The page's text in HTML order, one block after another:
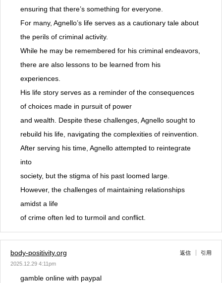
ensuring that there’s something for everyone.
For many, Agnello’s life serves as a cautionary tale about
the perils of criminal activity.
While he may be remembered for his criminal endeavors,
there are also lessons to be learned from his
experiences.
His life story serves as a reminder of the consequences
of choices made in pursuit of power
and wealth. Despite these challenges, Agnello sought to
rebuild his life, navigating the complexities of reinvention.
After serving his time, Agnello attempted to reintegrate
into
society, but the stigma of his past loomed large.
However, the challenges of maintaining relationships
amidst a life
of crime often led to turmoil and conflict.
body-positivity.org
2025.12.29 4:11pm
返信 引用
gamble online with paypal